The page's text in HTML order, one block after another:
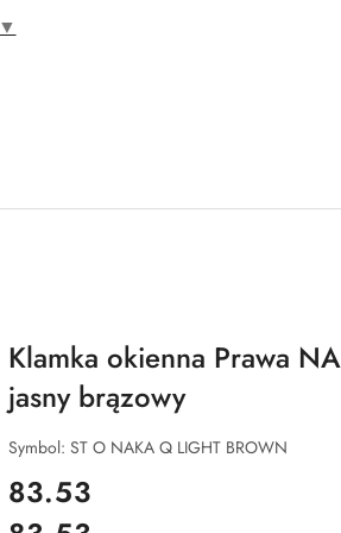
▼
Klamka okienna Prawa
jasny brązowy
Symbol: ST O NAKA Q LIGHT BROWN
cena:
83.53